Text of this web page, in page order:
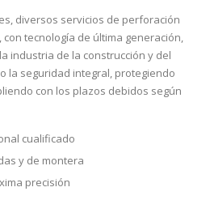
diversos servicios de perforación
tecnología de última generación,
industria de la construcción y del
la seguridad integral, protegiendo
con los plazos debidos según
cualificado
y de montera
precisión